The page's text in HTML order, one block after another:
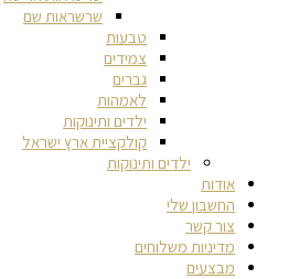
שרשראות שם
טבעות
צמידים
גברים
לאמהות
ילדים ותינוקות
קולקציית ארץ ישראל
ילדים ותינוקות
אודות
החשבון שלי
צור קשר
מדיניות משלוחים
מבצעים